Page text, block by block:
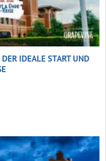
IDEALE START UND